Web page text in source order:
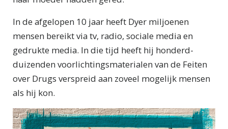
In de afgelopen 10 jaar heeft Dyer miljoenen
mensen bereikt via tv, radio, sociale media en
gedrukte media. In die tijd heeft hij honderd­
duizenden voorlichtings­materialen van de Feiten
over Drugs verspreid aan zoveel mogelijk mensen
als hij kon.